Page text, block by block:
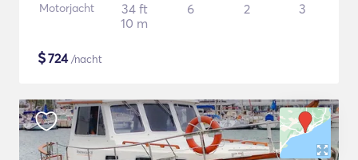
Motorjacht
34 ft
10 m
6 2 3
$724/nacht